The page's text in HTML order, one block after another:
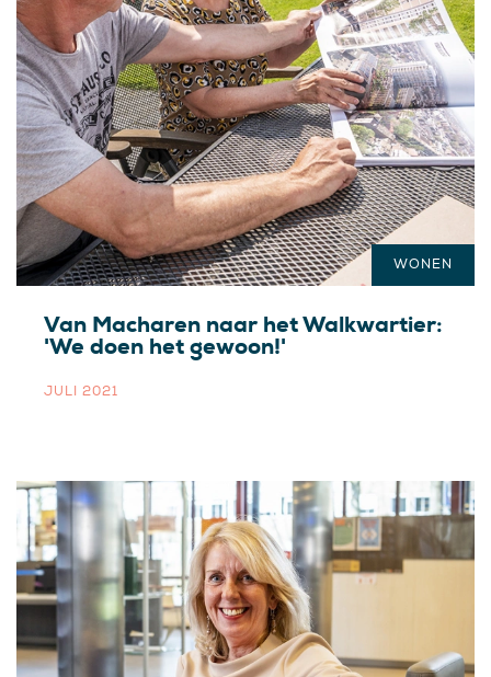
Van Macharen naar het Walkwartier:
'We doen het gewoon!'
JULI 2021
WONEN